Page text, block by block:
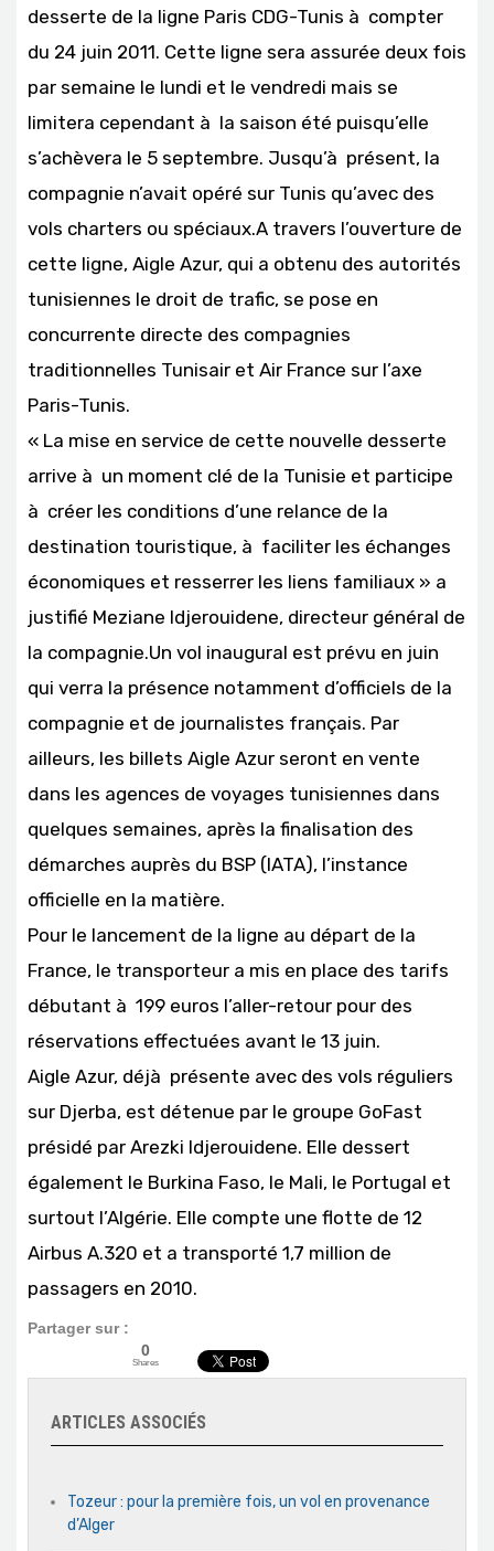
desserte de la ligne Paris CDG-Tunis à compter
du 24 juin 2011. Cette ligne sera assurée deux fois
par semaine le lundi et le vendredi mais se
limitera cependant à la saison été puisqu’elle
s’achèvera le 5 septembre. Jusqu’à présent, la
compagnie n’avait opéré sur Tunis qu’avec des
vols charters ou spéciaux.A travers l’ouverture de
cette ligne, Aigle Azur, qui a obtenu des autorités
tunisiennes le droit de trafic, se pose en
concurrente directe des compagnies
traditionnelles Tunisair et Air France sur l’axe
Paris-Tunis.
« La mise en service de cette nouvelle desserte
arrive à un moment clé de la Tunisie et participe
à créer les conditions d’une relance de la
destination touristique, à faciliter les échanges
économiques et resserrer les liens familiaux » a
justifié Meziane Idjerouidene, directeur général de
la compagnie.Un vol inaugural est prévu en juin
qui verra la présence notamment d’officiels de la
compagnie et de journalistes français. Par
ailleurs, les billets Aigle Azur seront en vente
dans les agences de voyages tunisiennes dans
quelques semaines, après la finalisation des
démarches auprès du BSP (IATA), l’instance
officielle en la matière.
Pour le lancement de la ligne au départ de la
France, le transporteur a mis en place des tarifs
débutant à 199 euros l’aller-retour pour des
réservations effectuées avant le 13 juin.
Aigle Azur, déjà présente avec des vols réguliers
sur Djerba, est détenue par le groupe GoFast
présidé par Arezki Idjerouidene. Elle dessert
également le Burkina Faso, le Mali, le Portugal et
surtout l’Algérie. Elle compte une flotte de 12
Airbus A.320 et a transporté 1,7 million de
passagers en 2010.
Partager sur :
0
Shares
ARTICLES ASSOCIÉS
Tozeur : pour la première fois, un vol en provenance
d’Alger